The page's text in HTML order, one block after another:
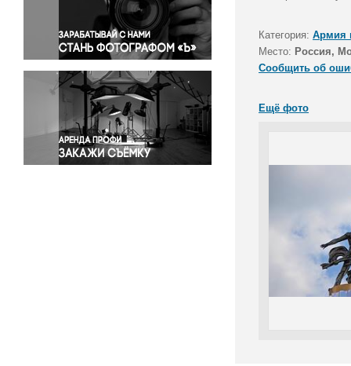
Правосудие
Происшествия и конфликты
Религия
Светская жизнь
Спорт
Экология
Экономика и бизнес
Категория: Армия
Место: Россия,
Сообщить об
Ещё фото